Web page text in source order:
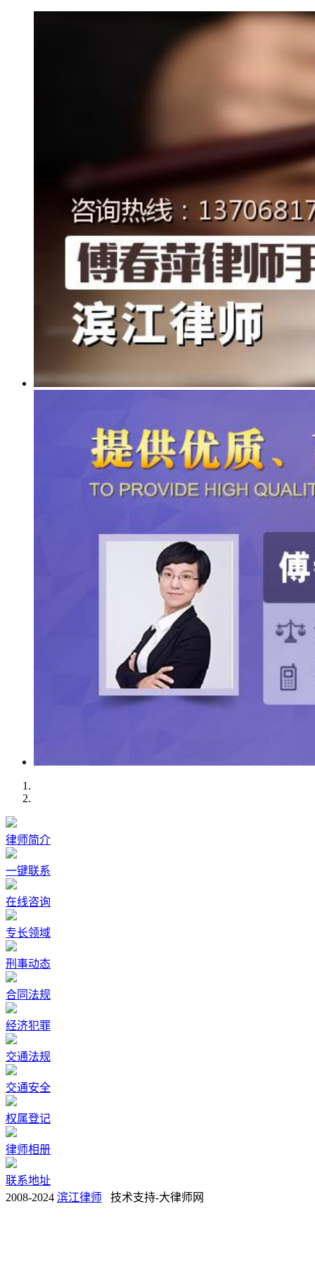
律师简介
一键联系
在线咨询
专长领域
刑事动态
合同法规
经济犯罪
交通法规
交通安全
权属登记
律师相册
联系地址
2008-2024 滨江律师 技术支持-大律师网